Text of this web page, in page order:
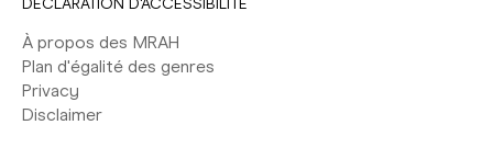
À propos des MRAH
Plan d'égalité des genres
Privacy
Disclaimer